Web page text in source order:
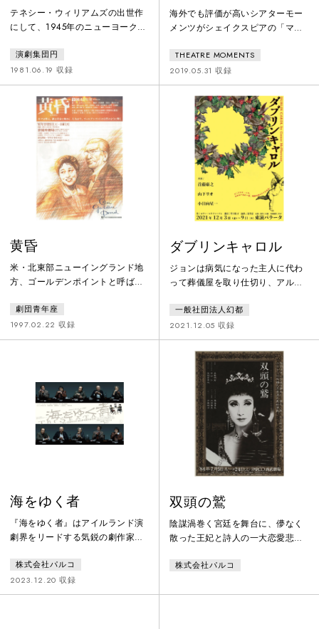
テネシー・ウィリアムズの出世作
にして、1945年のニューヨーク初
れている傑作戯曲。物語は、船員
となって家を後にしたトムの思い
出として語られる、1930年代のセ
ントルイスが舞台。
演劇集団円
1981.06.19 収録
海外でも評価が高いシアターモー
メンツがシェイクスピアの「マク
ブラッシュアップし上演。魔女を
「WEBに溢れる情報」と解釈し、
家庭用のビニールゴミ袋で表現。
より確かな幸せを求め中身のない
ゴミ袋に振り回されるマクベス夫
妻と、実態の見えないネット上の
言葉に翻弄される現代人を重ね
た。また、本作は翌年マカオ国際
青少年演劇祭に招聘され絶賛を受
THEATRE MOMENTS
2019.05.31 収録
黄昏
米・北東部ニューイングランド地
方、ゴールデンポイントと呼ばれ
る湖面はまさに《黄金》に輝き、
湖畔の閑静な別荘は都会の喧騒か
ら離れ一夏を過ごす人々のやすら
モアと教養を持ち合わせていた
が、老いと忍び寄る＜その時＞へ
の影におびえ苛立っていた。妻エ
セルは対照的に変わらぬ快活さを
見せているが最近の夫が気がかり
劇団青年座
1997.02.22 収録
ダブリンキャロル
ジョンは病気になった主人に代わ
って葬儀屋を取り仕切り、アルバ
捨て、愛すべき人を傷付け裏切
り、現実から逃れるために酒浸り
の日々を送っていた彼のもとに、
娘のメアリーが 10 年ぶりに訪ね
てくる......。今日はクリスマス・
イヴだ――。ディケンズの 「クリ
スマス・キャロル」を下敷きに、
アイルランドを代表する劇作家コ
ナー・マクファーソンが描くささ
やかな希望の物語。日本初演
一般社団法人幻都
2021.12.05 収録
海をゆく者
『海をゆく者』はアイルランド演
劇界をリードする気鋭の劇作家コ
して、代表作です。2006年に自ら
の演出により、ロンドンのナショ
ナル・シアターにてデビューした
株式会社パルコ
2023.12.20 収録
双頭の鷲
陰謀渦巻く宮廷を舞台に、儚なく
散った王妃と詩人の一大恋愛悲
的演劇
株式会社パルコ